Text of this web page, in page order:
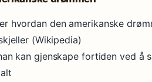
hvordan den amerikanske
(Wikipedia)
kan gjenskape fortiden ved å